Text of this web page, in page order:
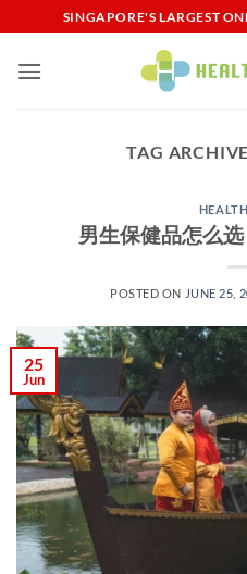
to
content
SINGAPORE'S LARGEST
TAG
男生保健品怎么
POSTED ON JUNE 25,
25
Jun